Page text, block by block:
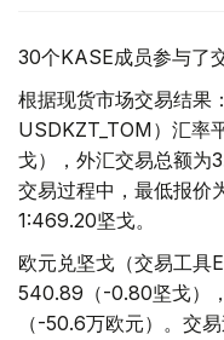
30个KASE成员参与了交
根据现货市场交易结果
USDKZT_TOM）汇率
戈），外汇交易总额为
交易过程中，最低报价
1:469.20坚戈。
欧元兑坚戈（交易工具
540.89（-0.80坚戈）
（-50.6万欧元）。交